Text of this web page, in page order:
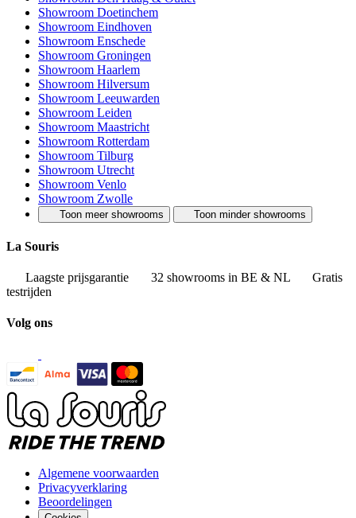
Showroom Doetinchem
Showroom Eindhoven
Showroom Enschede
Showroom Groningen
Showroom Haarlem
Showroom Hilversum
Showroom Leeuwarden
Showroom Leiden
Showroom Maastricht
Showroom Rotterdam
Showroom Tilburg
Showroom Utrecht
Showroom Venlo
Showroom Zwolle
Toon meer showrooms Toon minder showrooms
La Souris
Laagste prijsgarantie 32 showrooms in BE & NL
Gratis
testrijden
Volg ons
Algemene voorwaarden
Privacyverklaring
Beoordelingen